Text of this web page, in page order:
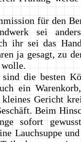
für den
sei
ihr sei das
ja gesagt, zu
die besten
ein
Gericht
Beim
sofort
Lauchsuppe